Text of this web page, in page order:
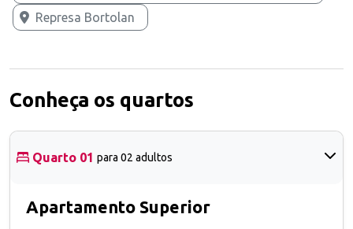
Represa Bortolan
Conheça os quartos
Quarto 01 para 02 adultos
Apartamento Superior